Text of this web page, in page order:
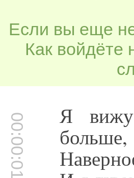
Если вы еще
Как войдёте
00:00:01 Я